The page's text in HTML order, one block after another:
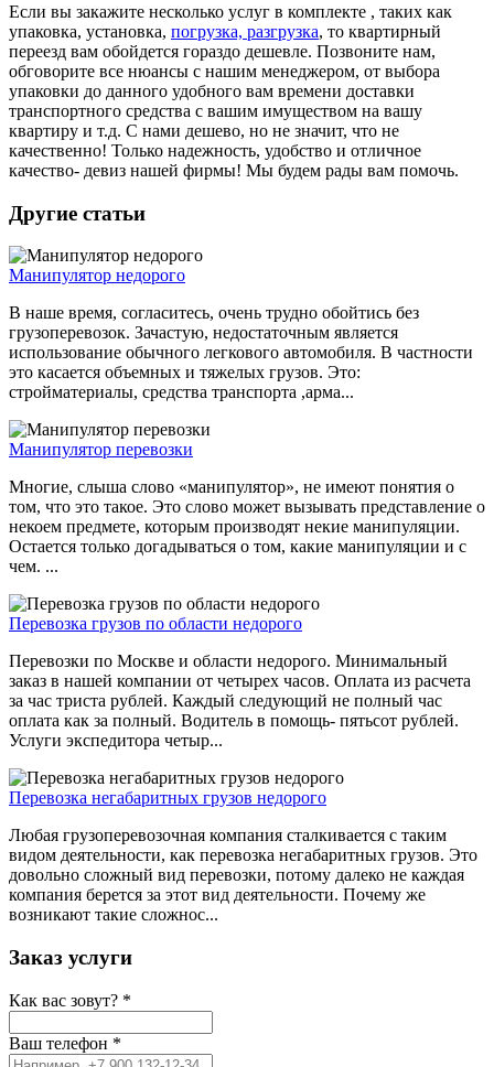
Если вы закажите несколько услуг в комплекте , таких как
упаковка, установка, погрузка, разгрузка, то квартирный
переезд вам обойдется гораздо дешевле. Позвоните нам,
обговорите все нюансы с нашим менеджером, от выбора
упаковки до данного удобного вам времени доставки
транспортного средства с вашим имуществом на вашу
квартиру и т.д. С нами дешево, но не значит, что не
качественно! Только надежность, удобство и отличное
качество- девиз нашей фирмы! Мы будем рады вам помочь.
Другие статьи
Манипулятор недорого
В наше время, согласитесь, очень трудно обойтись без
грузоперевозок. Зачастую, недостаточным является
использование обычного легкового автомобиля. В частности
это касается объемных и тяжелых грузов. Это:
стройматериалы, средства транспорта ,арма...
Манипулятор перевозки
Многие, слыша слово «манипулятор», не имеют понятия о
том, что это такое. Это слово может вызывать представление о
некоем предмете, которым производят некие манипуляции.
Остается только догадываться о том, какие манипуляции и с
чем. ...
Перевозка грузов по области недорого
Перевозки по Москве и области недорого. Минимальный
заказ в нашей компании от четырех часов. Оплата из расчета
за час триста рублей. Каждый следующий не полный час
оплата как за полный. Водитель в помощь- пятьсот рублей.
Услуги экспедитора четыр...
Перевозка негабаритных грузов недорого
Любая грузоперевозочная компания сталкивается с таким
видом деятельности, как перевозка негабаритных грузов. Это
довольно сложный вид перевозки, потому далеко не каждая
компания берется за этот вид деятельности. Почему же
возникают такие сложнос...
Заказ услуги
Как вас зовут? *
Ваш телефон *